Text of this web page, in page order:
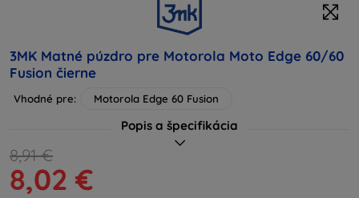
3MK Matné púzdro pre Motorola Moto Edge 60/60
Fusion čierne
Vhodné pre: Motorola Edge 60 Fusion
Popis a špecifikácia
8,91 €
8,02 €